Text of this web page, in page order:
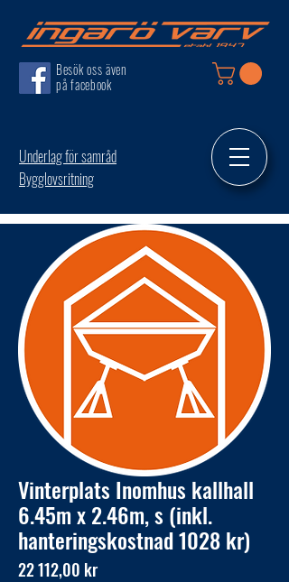
Besök oss även
på facebook
Underlag för samråd
Bygglovsritning
Vinterplats Inomhus kallhall
6.45m x 2.46m, s (inkl.
hanteringskostnad 1028 kr)
22 112,00 krPris